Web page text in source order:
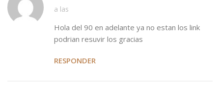
a las
Hola del 90 en adelante ya no estan los link
podrian resuvir los gracias
RESPONDER